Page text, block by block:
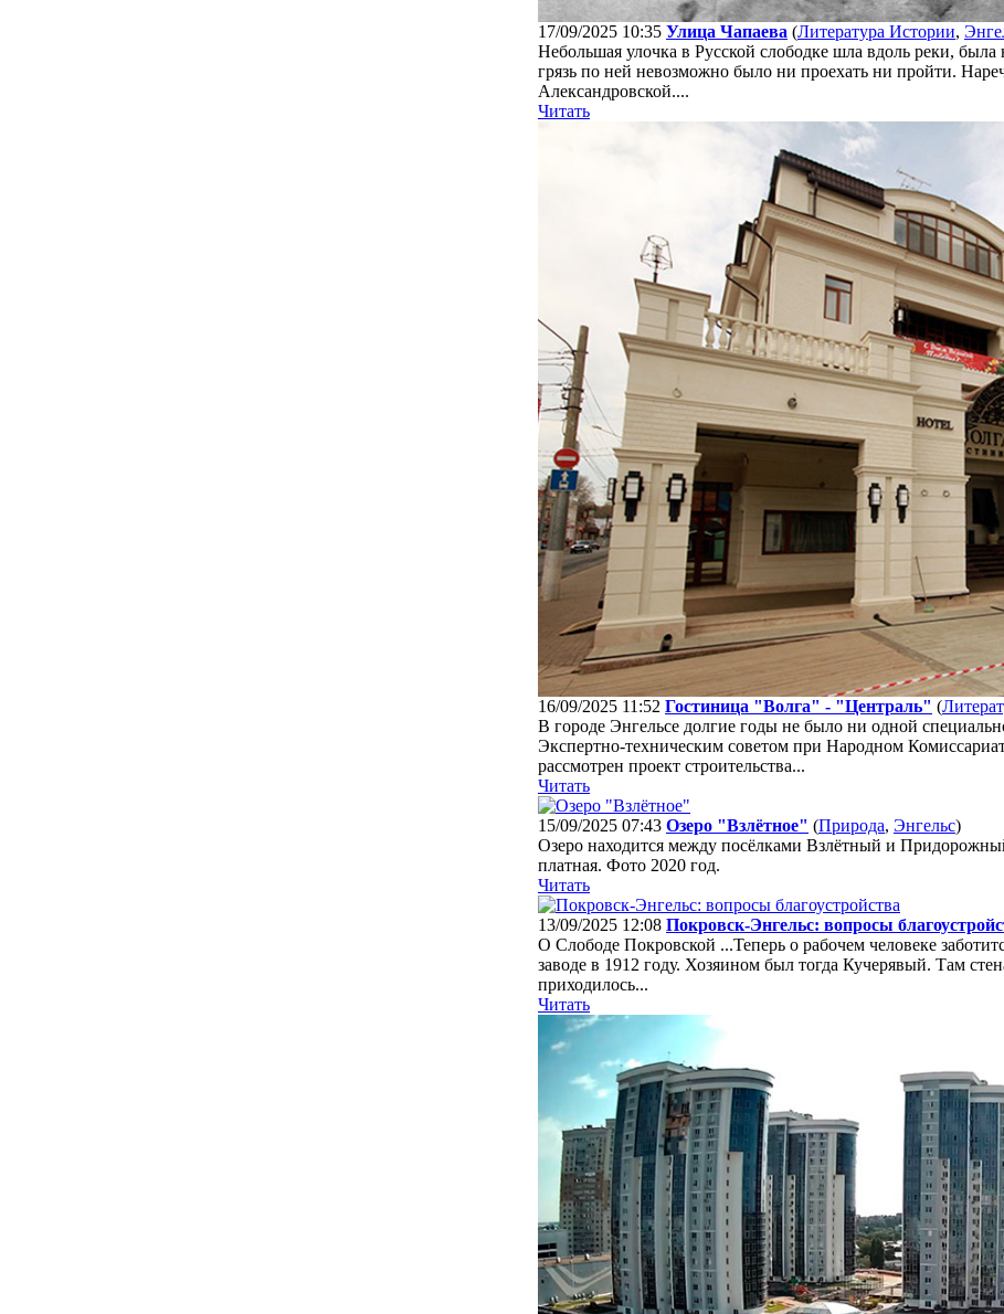
17/09/2025 10:35 Улица Чапаева (Литература Истории,
Небольшая улочка в Русской слободке шла вдоль реки,
грязь по ней невозможно было ни проехать ни пройти.
Александровской....
Читать
16/09/2025 11:52 Гостиница "Волга" - "Централь" (
В городе Энгельсе долгие годы не было ни одной
Экспертно-техническим советом при Народном
рассмотрен проект строительства...
Читать
15/09/2025 07:43 Озеро "Взлётное" (Природа, Энгельс)
Озеро находится между посёлками Взлётный и
платная. Фото 2020 год.
Читать
13/09/2025 12:08 Покровск-Энгельс: вопросы
О Слободе Покровской ...Теперь о рабочем человеке
заводе в 1912 году. Хозяином был тогда Кучерявый. Там
приходилось...
Читать